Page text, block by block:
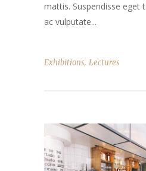
mattis. Suspendisse eget
ac vulputate...
Exhibitions, Lectures